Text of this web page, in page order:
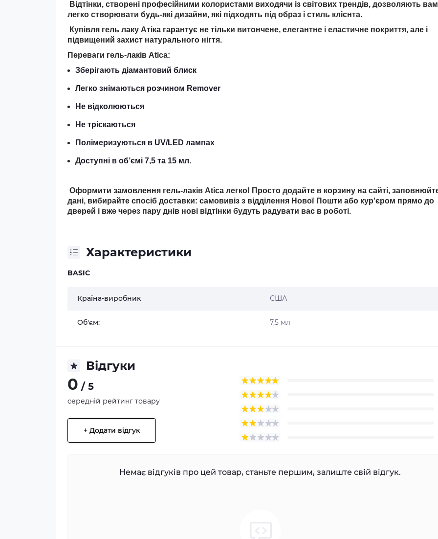
Відтінки, створені професійними колористами виходячи із світових трендів, дозволяють вам
легко створювати будь-які дизайни, які підходять під образ і стиль клієнта.
Купівля гель лаку Атіка гарантує не тільки витончене, елегантне і еластичне покриття, але і
підвищений захист натурального нігтя.
Переваги гель-лаків Atica:
Зберігають діамантовий блиск
Легко знімаються розчином Remover
Не відколюються
Не тріскаються
Полімеризуються в UV/LED лампах
Доступні в об’ємі 7,5 та 15 мл.
Оформити замовлення гель-лаків Atica легко! Просто додайте в корзину на сайті,
дані, вибирайте спосіб доставки: самовивіз з відділення Нової Пошти або кур'єром прямо до
дверей і вже через пару днів нові відтінки будуть радувати вас в роботі.
Характеристики
BASIC
Країна-виробник США
Об'єм: 7,5 мл
Відгуки
0 / 5
середній рейтинг товару
+ Додати відгук
Немає відгуків про цей товар, станьте першим, залиште свій відгук.